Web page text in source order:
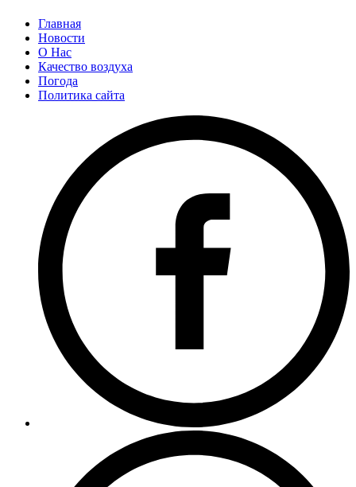
Главная
Новости
О Нас
Качество воздуха
Погода
Политика сайта